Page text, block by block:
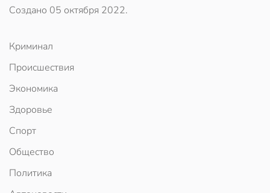
Создано 05 октября 2022.
Криминал
Происшествия
Экономика
Здоровье
Спорт
Общество
Политика